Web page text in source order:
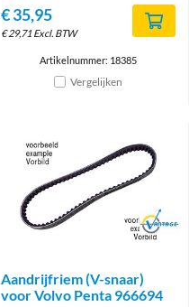
€35,95
€29,71 Excl. BTW
Artikelnummer: 18385
Vergelijken
Brand
Aandrijfriem (V-snaar)
voor Volvo Penta 966694